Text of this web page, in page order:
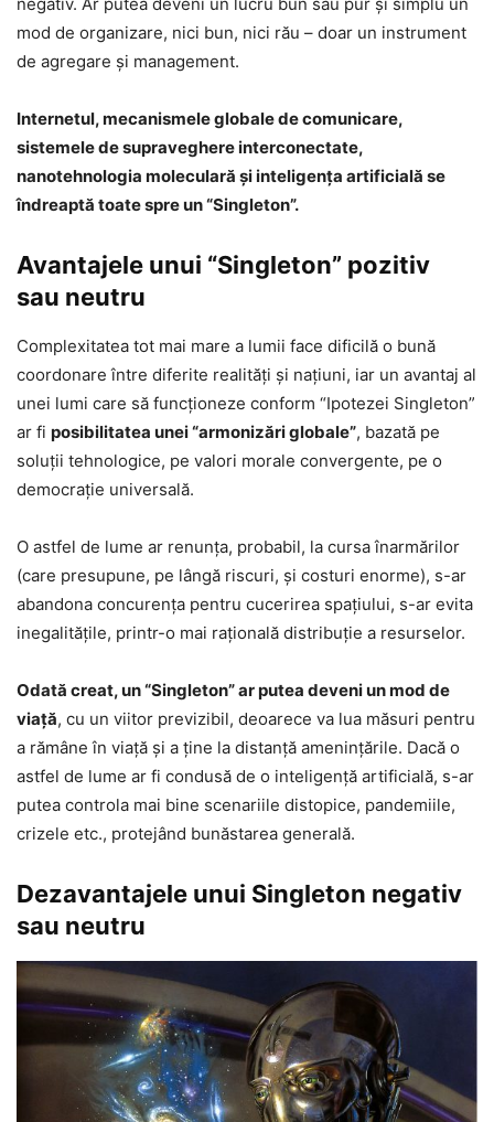
mod de organizare, nici bun, nici rău – doar un instrument
de agregare și management.
Internetul, mecanismele globale de comunicare,
sistemele de supraveghere interconectate,
nanotehnologia moleculară și inteligența artificială se
îndreaptă toate spre un “Singleton”.
Avantajele unui “Singleton” pozitiv
sau neutru
Complexitatea tot mai mare a lumii face dificilă o bună
coordonare între diferite realități și națiuni, iar un avantaj al
unei lumi care să funcţioneze conform “Ipotezei Singleton”
ar fi posibilitatea unei “armonizări globale”, bazată pe
soluţii tehnologice, pe valori morale convergente, pe o
democraţie universală.
O astfel de lume ar renunţa, probabil, la cursa înarmărilor
(care presupune, pe lângă riscuri, şi costuri enorme), s-ar
abandona concurenţa pentru cucerirea spaţiului, s-ar evita
inegalităţile, printr-o mai raţională distribuţie a resurselor.
Odată creat, un “Singleton” ar putea deveni un mod de
viață, cu un viitor previzibil, deoarece va lua măsuri pentru
a rămâne în viaţă și a ține la distanță amenințările. Dacă o
astfel de lume ar fi condusă de o inteligenţă artificială, s-ar
putea controla mai bine scenariile distopice, pandemiile,
crizele etc., protejând bunăstarea generală.
Dezavantajele unui Singleton negativ
sau neutru